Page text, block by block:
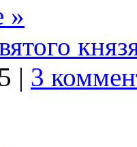
»
| 3